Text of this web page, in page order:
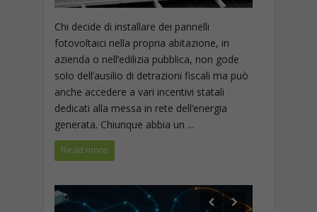
Chi decide di installare dei pannelli
fotovoltaici nella propria abitazione, in
azienda o nell’edilizia pubblica, non gode
solo dell’ausilio di detrazioni fiscali ma può
anche accedere a vari incentivi statali
dedicati alla messa in rete dell’energia
generata. Chiunque abbia un ...
Read more